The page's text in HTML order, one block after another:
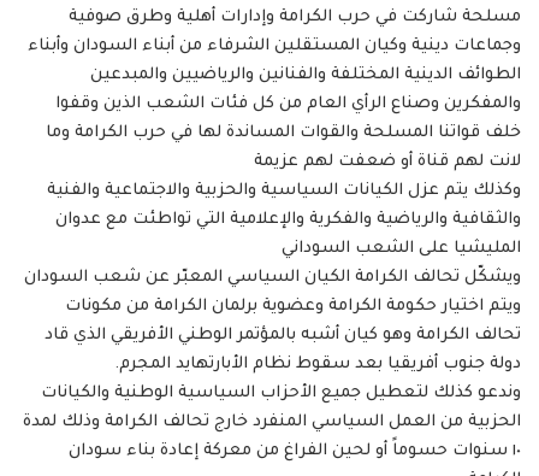
مسلحة شاركت في حرب الكرامة وإدارات أهلية وطرق صوفية
وجماعات دينية وكيان المستقلين الشرفاء من أبناء السودان وأبناء
الطوائف الدينية المختلفة والفنانين والرياضيين والمبدعين
والمفكرين وصناع الرأي العام من كل فئات الشعب الذين وقفوا
خلف قواتنا المسلحة والقوات المساندة لها في حرب الكرامة وما
لانت لهم قناة أو ضعفت لهم عزيمة
وكذلك يتم عزل الكيانات السياسية والحزبية والاجتماعية والفنية
والثقافية والرياضية والفكرية والإعلامية التي تواطئت مع عدوان
المليشيا على الشعب السوداني
ويشكّل تحالف الكرامة الكيان السياسي المعبّر عن شعب السودان
ويتم اختيار حكومة الكرامة وعضوية برلمان الكرامة من مكونات
تحالف الكرامة وهو كيان أشبه بالمؤتمر الوطني الأفريقي الذي قاد
دولة جنوب أفريقيا بعد سقوط نظام الأبارتهايد المجرم.
وندعو كذلك لتعطيل جميع الأحزاب السياسية الوطنية والكيانات
الحزبية من العمل السياسي المنفرد خارج تحالف الكرامة وذلك لمدة
١٠ سنوات حسوماً أو لحين الفراغ من معركة إعادة بناء سودان